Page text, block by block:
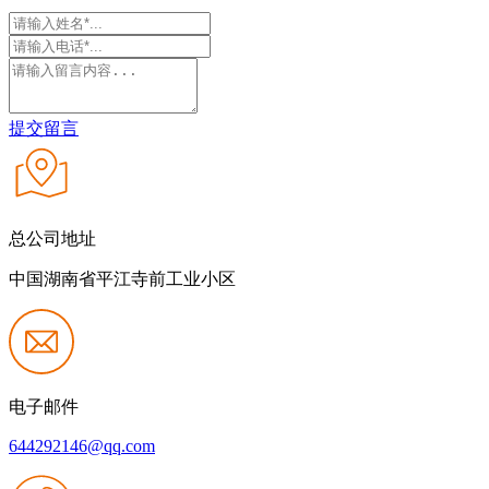
提交留言
总公司地址
中国湖南省平江寺前工业小区
电子邮件
644292146@qq.com